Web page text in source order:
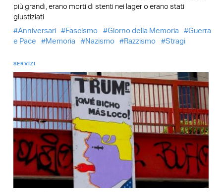
più grandi, erano morti di stenti nei lager o erano stati
giustiziati
Anniversari
Fascismo Giorno della Memoria
Guerra
e Pace
Memoria Nazismo Razzismo Stragi
SERVIZI